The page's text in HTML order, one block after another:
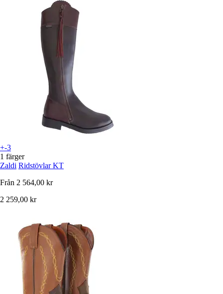
+-3
1 färger
Zaldi Ridstövlar KT
Från 2 564,00 kr
2 259,00 kr